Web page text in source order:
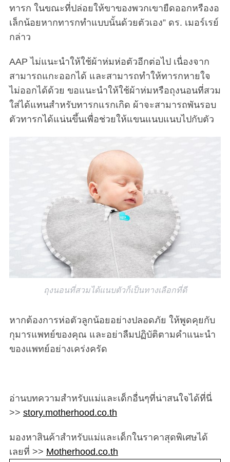
ทารก ในขณะที่ปล่อยให้ขาของพวกเขายืดออกหรืองอ
เล็กน้อยหากทารกทำแบบนั้นด้วยตัวเอง” ดร. เมอร์เรย์
กล่าว
AAP ไม่แนะนำให้ใช้ผ้าห่มห่อตัวอีกต่อไป เนื่องจาก
สามารถแกะออกได้ และสามารถทำให้ทารกหายใจ
ไม่ออกได้ด้วย ขอแนะนำให้ใช้ผ้าห่มหรือถุงนอนที่สวม
ใส่ได้แทนสำหรับทารกแรกเกิด ผ้าจะสามารถพันรอบ
ตัวทารกได้แน่นขึ้นเพื่อช่วยให้แขนแนบแนบไปกับตัว
ถุงนอนที่สวมได้แนบตัวก็เป็นทางเลือกที่ดี
หากต้องการห่อตัวลูกน้อยอย่างปลอดภัย ให้พูดคุยกับ
กุมารแพทย์ของคุณ และอย่าลืมปฏิบัติตามคำแนะนำ
ของแพทย์อย่างเคร่งครัด
อ่านบทความสำหรับแม่และเด็กอื่นๆที่น่าสนใจได้ที่นี่
>> story.motherhood.co.th
มองหาสินค้าสำหรับแม่และเด็กในราคาสุดพิเศษได้
เลยที่ >> Motherhood.co.th